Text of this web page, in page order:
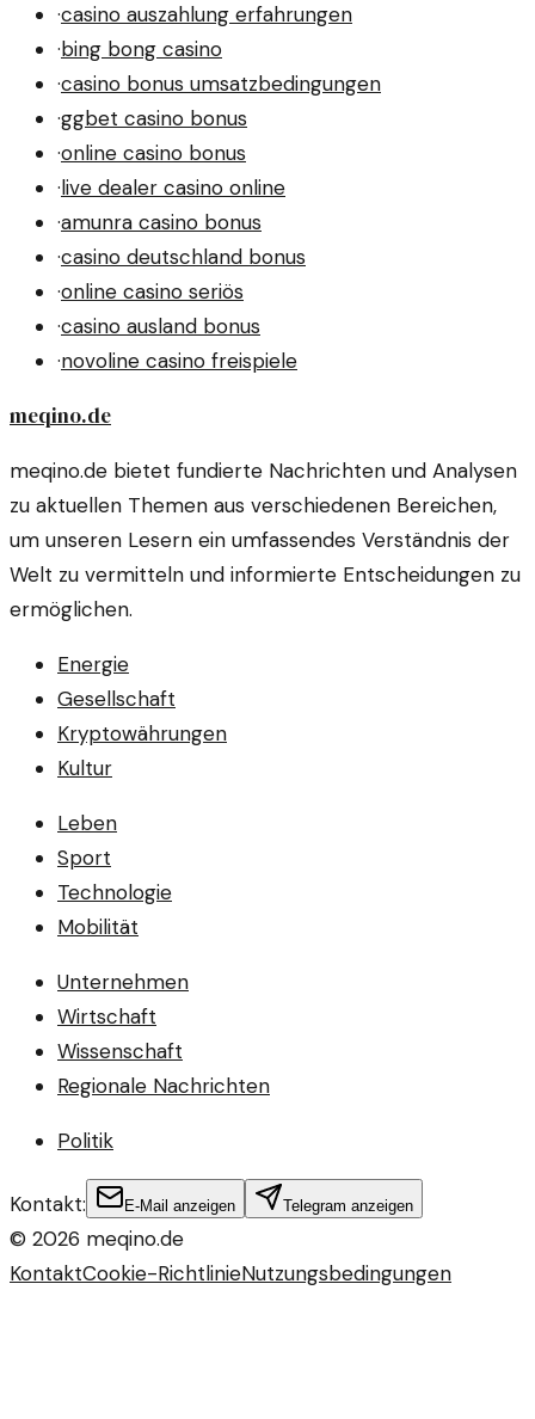
·casino auszahlung erfahrungen
·bing bong casino
·casino bonus umsatzbedingungen
·ggbet casino bonus
·online casino bonus
·live dealer casino online
·amunra casino bonus
·casino deutschland bonus
·online casino seriös
·casino ausland bonus
·novoline casino freispiele
meqino.de
meqino.de bietet fundierte Nachrichten und Analysen
zu aktuellen Themen aus verschiedenen Bereichen,
um unseren Lesern ein umfassendes Verständnis der
Welt zu vermitteln und informierte Entscheidungen zu
ermöglichen.
Energie
Gesellschaft
Kryptowährungen
Kultur
Leben
Sport
Technologie
Mobilität
Unternehmen
Wirtschaft
Wissenschaft
Regionale Nachrichten
Politik
Kontakt: E-Mail anzeigen Telegram anzeigen
© 2026 meqino.de
KontaktCookie-RichtlinieNutzungsbedingungen